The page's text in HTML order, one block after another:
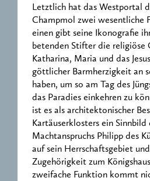
Letztlich hat das Westportal
Champmol zwei wesentliche
einen gibt seine Ikonografie
betenden Stifter die religiöse
Katharina, Maria und das
göttlicher Barmherzigkeit an
haben, um so am Tag des
das Paradies einkehren zu
ist es als architektonischer
Kartäuserklosters ein
Machtanspruchs Philipp des
auf sein Herrschaftsgebiet
Zugehörigkeit zum
zweifache Funktion kommt